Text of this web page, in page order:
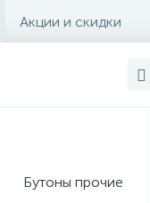
Акции и скидки
Бутоны прочие